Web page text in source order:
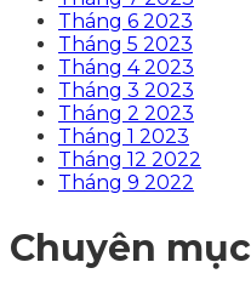
Tháng 6 2023
Tháng 5 2023
Tháng 4 2023
Tháng 3 2023
Tháng 2 2023
Tháng 1 2023
Tháng 12 2022
Tháng 9 2022
Chuyên mục